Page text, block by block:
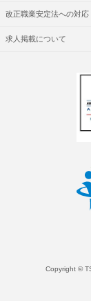
改正職業安定法への対応
求人掲載について
Copyright ©